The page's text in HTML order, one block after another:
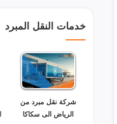
خدمات النقل المبرد
شركة نقل مبرد من
الرياض الى سكاكا